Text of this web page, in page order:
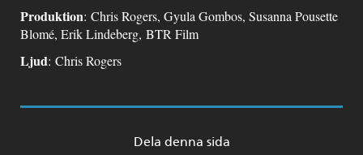
Produktion: Chris Rogers, Gyula Gombos, Susanna Pousette
Blomé, Erik Lindeberg, BTR Film
Ljud: Chris Rogers
Dela denna sida